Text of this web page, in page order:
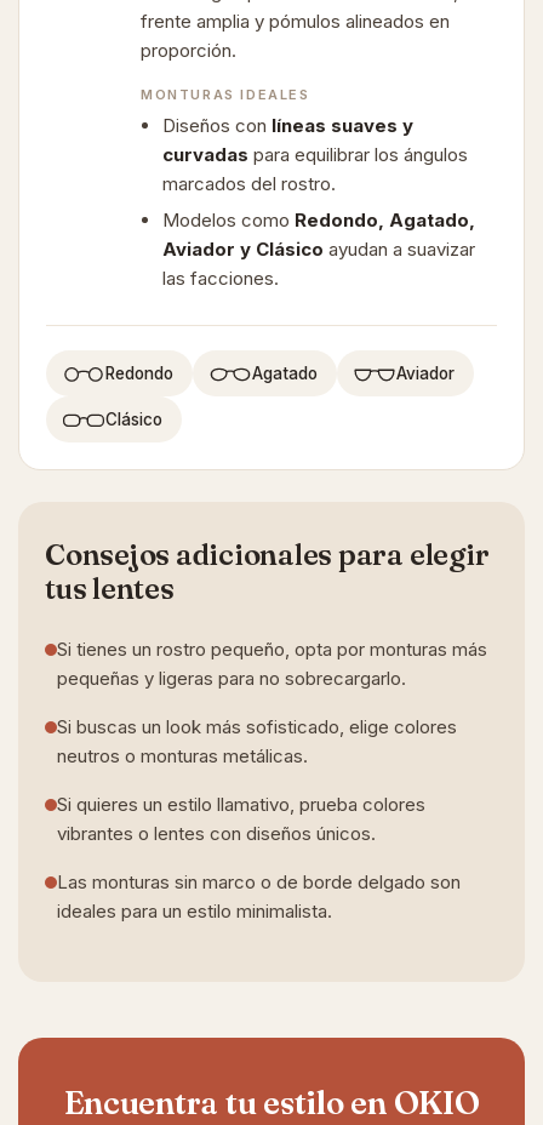
frente amplia y pómulos alineados en
proporción.
MONTURAS IDEALES
Diseños con líneas suaves y
curvadas para equilibrar los ángulos
marcados del rostro.
Modelos como Redondo, Agatado,
Aviador y Clásico ayudan a suavizar
las facciones.
Redondo Agatado Aviador
Clásico
Consejos adicionales para elegir
tus lentes
Si tienes un rostro pequeño, opta por monturas más
pequeñas y ligeras para no sobrecargarlo.
Si buscas un look más sofisticado, elige colores
neutros o monturas metálicas.
Si quieres un estilo llamativo, prueba colores
vibrantes o lentes con diseños únicos.
Las monturas sin marco o de borde delgado son
ideales para un estilo minimalista.
Encuentra tu estilo en OKIO